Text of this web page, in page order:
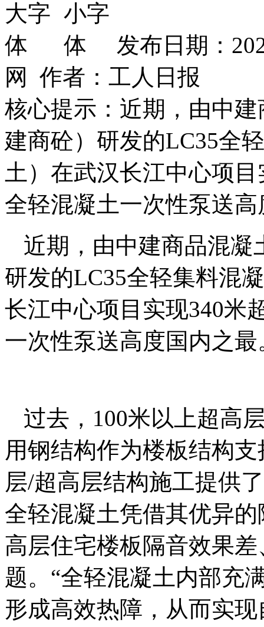
发布日期：
网 作者：工人日报
核心提示：近期，由中
建商砼）研发的LC35全
土）在武汉长江中心项
全轻混凝土一次性泵送
近期，由中建商品混凝
研发的LC35全轻集料混
长江中心项目实现340米
一次性泵送高度国内之最
过去，100米以上超高
用钢结构作为楼板结构
层/超高层结构施工提供
全轻混凝土凭借其优异
高层住宅楼板隔音效果
题。“全轻混凝土内部充
形成高效热障，从而实